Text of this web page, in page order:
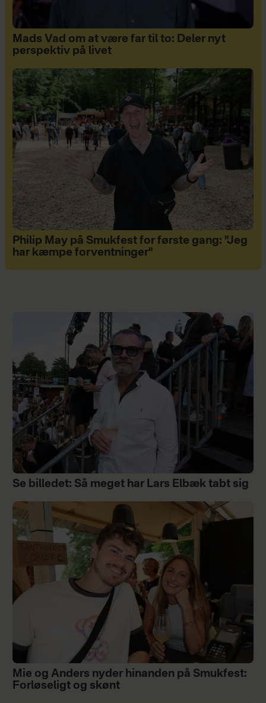
Mads Vad om at være far til to: Deler nyt
perspektiv på livet
Philip May på Smukfest for første gang: "Jeg
har kæmpe forventninger"
Se billedet: Så meget har Lars Elbæk tabt sig
Mie og Anders nyder hinanden på Smukfest:
Forløseligt og skønt